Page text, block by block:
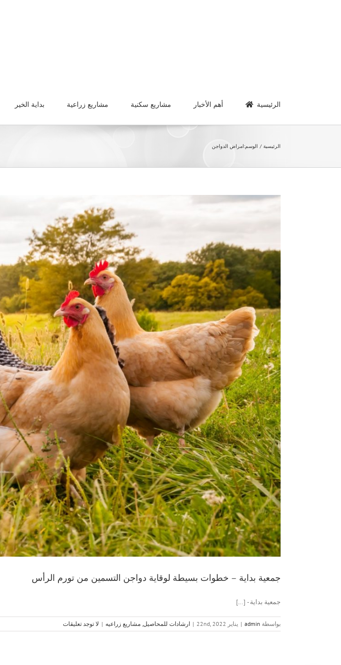
الرئيسية أهم الأخبار مشاريع سكنية مشاريع زراعية بداية الخير
الرئيسية الوسم:امراض الدواجن
جمعية بداية – خطوات بسيطة لوقاية دواجن التسمين من تورم الرأس
جمعية بداية - [...]
بواسطة admin
| يناير 22nd, 2022 | ارشادات للمحاصيل مشاريع زراعيه | لا توجد تعليقات